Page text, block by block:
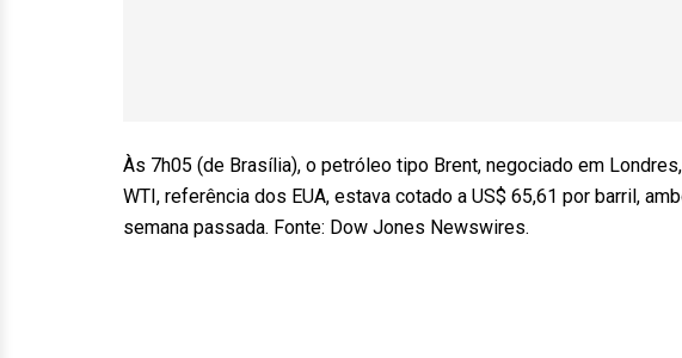
Às 7h05 (de Brasília), o petróleo tipo Brent, negociado em
WTI, referência dos EUA, estava cotado a US$ 65,61 por barril,
semana passada. Fonte: Dow Jones Newswires.